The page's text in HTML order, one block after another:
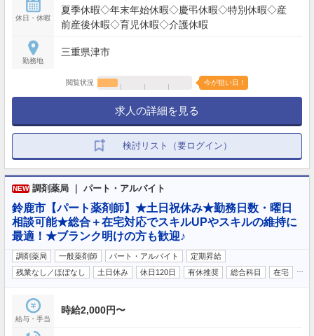
休日・休暇
夏季休暇◇年末年始休暇◇慶弔休暇◇特別休暇◇産
前産後休暇◇育児休暇◇介護休暇
勤務地
三重県津市
閲覧状況 今が狙い目！
求人の詳細を見る
検討リスト（要ログイン）
NEW 調剤薬局 ｜ パート・アルバイト
鈴鹿市【パート薬剤師】★土日祝休み★勤務日数・曜日
相談可能★総合＋在宅対応でスキルUPやスキルの維持に
最適！★ブランク明けの方も歓迎♪
調剤薬局 一般薬剤師 パート・アルバイト
定期昇給
残業なし／ほぼなし
土日休み 休日120日 有休推奨 総合科目 在宅
給与・手当
時給2,000円〜